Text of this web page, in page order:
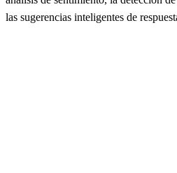
las sugerencias inteligentes de